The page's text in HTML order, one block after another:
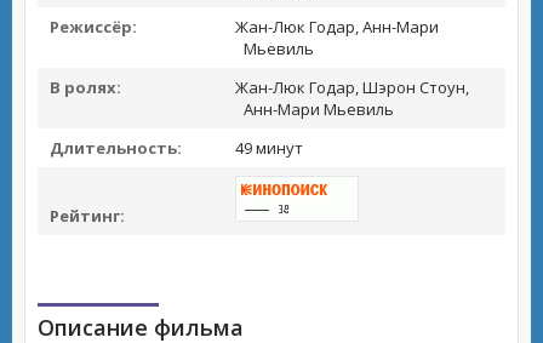
Режиссёр:
Жан-Люк Годар, Анн-Мари
Мьевиль
В ролях:
Жан-Люк Годар, Шэрон Стоун,
Анн-Мари Мьевиль
Длительность:
49 минут
Рейтинг:
Описание фильма